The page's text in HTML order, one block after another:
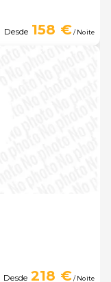
Desde 158 €/ Noite
Desde 218 €/ Noite